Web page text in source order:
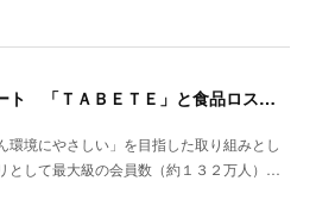
【環 境】ファミリーマート 「ＴＡＢＥＴＥ」と食品ロス削減の実証実験を開始
環境にやさしい」を目指した取り組みとし
として最大級の会員数（約１３２万人）…